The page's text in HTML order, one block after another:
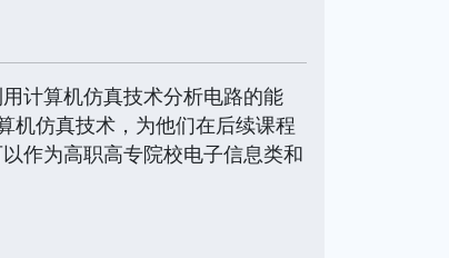
计算机仿真技术分析电路的能
机仿真技术，为他们在后续课程
作为高职高专院校电子信息类和